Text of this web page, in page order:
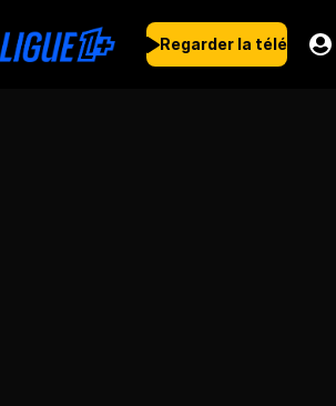
Regarder la télé